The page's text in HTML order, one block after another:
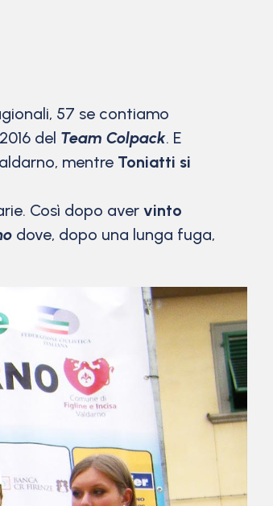
57 se contiamo
del Team Colpack. E
mentre Toniatti si
Così dopo aver vinto
dove, dopo una lunga fuga,